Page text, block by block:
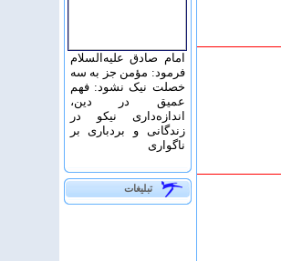
امام صادق علیه‌السلام
فرمود: مؤمن جز به سه
خصلت نیک نشود: فهم
عمیق در دین،
اندازه‌دارى نیکو در
زندگانى و بردبارى بر
ناگوارى
تبلیغات